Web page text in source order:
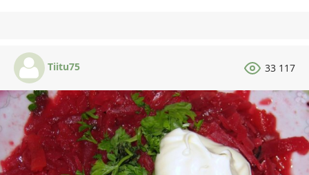
Tiitu75 33 117